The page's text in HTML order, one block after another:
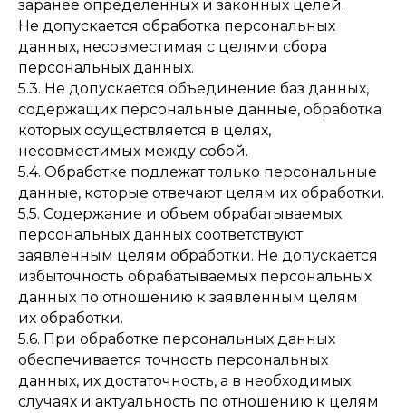
заранее определенных и законных целей.
Не допускается обработка персональных
данных, несовместимая с целями сбора
персональных данных.
5.3. Не допускается объединение баз данных,
содержащих персональные данные, обработка
которых осуществляется в целях,
несовместимых между собой.
5.4. Обработке подлежат только персональные
данные, которые отвечают целям их обработки.
5.5. Содержание и объем обрабатываемых
персональных данных соответствуют
заявленным целям обработки. Не допускается
избыточность обрабатываемых персональных
данных по отношению к заявленным целям
их обработки.
5.6. При обработке персональных данных
обеспечивается точность персональных
данных, их достаточность, а в необходимых
случаях и актуальность по отношению к целям